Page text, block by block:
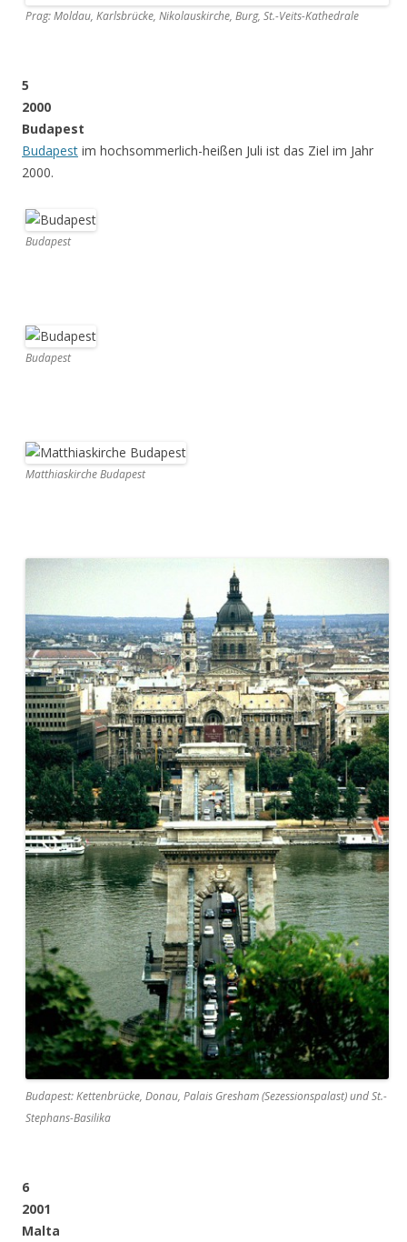
Prag: Moldau, Karlsbrücke, Nikolauskirche, Burg, St.-Veits-Kathedrale
5
2000
Budapest
Budapest im hochsommerlich-heißen Juli ist das Ziel im Jahr
2000.
Budapest
Budapest
Matthiaskirche Budapest
Budapest: Kettenbrücke, Donau, Palais Gresham (Sezessionspalast) und St.-
Stephans-Basilika
6
2001
Malta